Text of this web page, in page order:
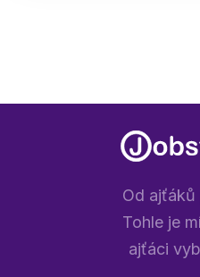
Od ajťáků
Tohle je
ajťáci